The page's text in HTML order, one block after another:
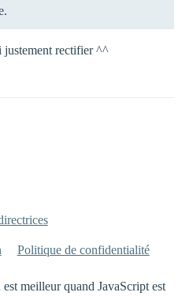
justement rectifier ^^
Politique de confidentialité
meilleur quand JavaScript est